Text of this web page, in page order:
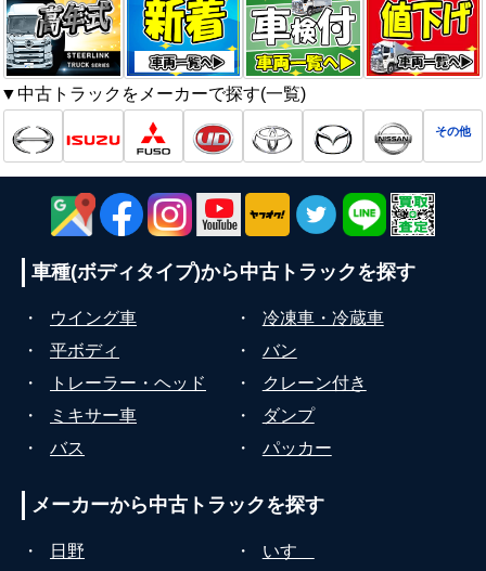
▼中古トラックをメーカーで探す(一覧)
その他
車種(ボディタイプ)から中古トラックを探す
・ ウイング車 ・
冷凍車・冷蔵車
・
平ボディ ・
バン
・
トレーラー・ヘッド ・
クレーン付き
・
ミキサー車 ・
ダンプ
・
バス ・ パッカー
メーカーから中古トラックを探す
・ 日野 ・
いすゞ